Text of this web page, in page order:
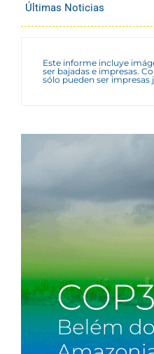
Últimas Noticias
Este informe incluye
ser bajadas e impresas.
sólo pueden ser